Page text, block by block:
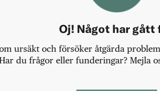
Oj! Något har gått
ursäkt och försöker åtgärda
du frågor eller funderingar? Mejla